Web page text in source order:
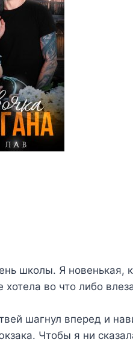
школы. Я новенькая,
во что либо
шагнул вперед и
Чтобы я ни